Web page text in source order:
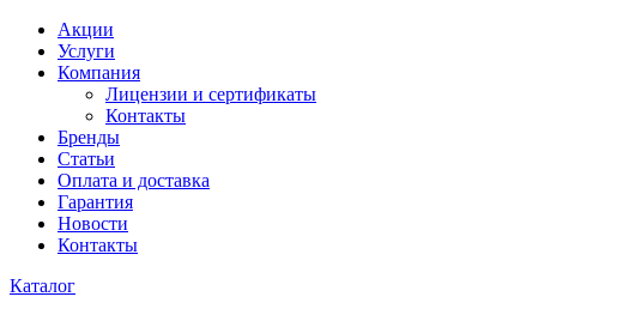
Акции
Услуги
Компания
Лицензии и сертификаты
Контакты
Бренды
Статьи
Оплата и доставка
Гарантия
Новости
Контакты
Каталог